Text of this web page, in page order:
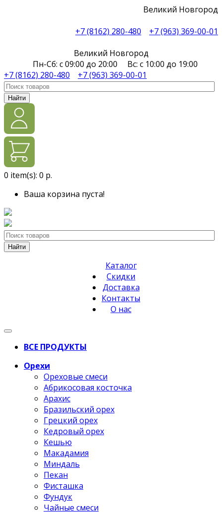
Великий Новгород
+7 (8162) 280-480
+7 (963) 369-00-01
Великий Новгород
Пн-Сб: с 09:00 до 20:00 Вс: с 10:00 до 19:00
+7 (8162) 280-480
+7 (963) 369-00-01
Найти
0 item(s): 0 р.
Ваша корзина пуста!
Найти
Каталог
Скидки
Доставка
Контакты
О нас
ВСЕ ПРОДУКТЫ
Орехи
Ореховые смеси
Абрикосовая косточка
Арахис
Бразильский орех
Грецкий орех
Кедровый орех
Кешью
Макадамия
Миндаль
Пекан
Фисташка
Фундук
Чайные смеси